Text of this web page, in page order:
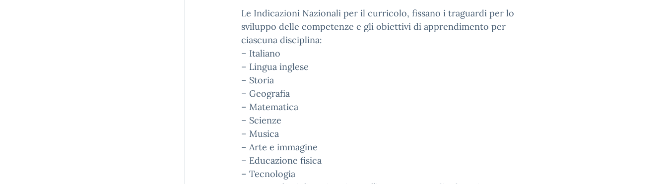
Le Indicazioni Nazionali per il curricolo, fissano i traguardi per lo
sviluppo delle competenze e gli obiettivi di apprendimento per
ciascuna disciplina:
– Italiano
– Lingua inglese
– Storia
– Geografia
– Matematica
– Scienze
– Musica
– Arte e immagine
– Educazione fisica
– Tecnologia